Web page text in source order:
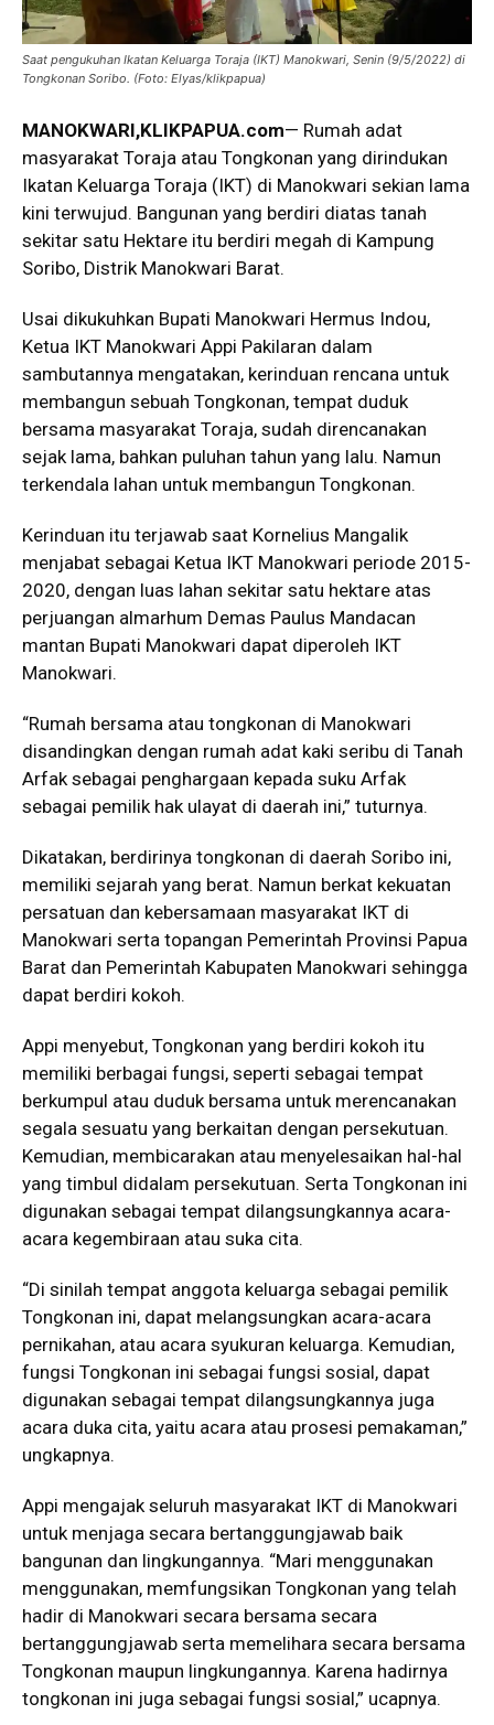
Saat pengukuhan Ikatan Keluarga Toraja (IKT) Manokwari, Senin (9/5/2022) di
Tongkonan Soribo. (Foto: Elyas/klikpapua)
MANOKWARI,KLIKPAPUA.com— Rumah adat
masyarakat Toraja atau Tongkonan yang dirindukan
Ikatan Keluarga Toraja (IKT) di Manokwari sekian lama
kini terwujud. Bangunan yang berdiri diatas tanah
sekitar satu Hektare itu berdiri megah di Kampung
Soribo, Distrik Manokwari Barat.
Usai dikukuhkan Bupati Manokwari Hermus Indou,
Ketua IKT Manokwari Appi Pakilaran dalam
sambutannya mengatakan, kerinduan rencana untuk
membangun sebuah Tongkonan, tempat duduk
bersama masyarakat Toraja, sudah direncanakan
sejak lama, bahkan puluhan tahun yang lalu. Namun
terkendala lahan untuk membangun Tongkonan.
Kerinduan itu terjawab saat Kornelius Mangalik
menjabat sebagai Ketua IKT Manokwari periode 2015-
2020, dengan luas lahan sekitar satu hektare atas
perjuangan almarhum Demas Paulus Mandacan
mantan Bupati Manokwari dapat diperoleh IKT
Manokwari.
“Rumah bersama atau tongkonan di Manokwari
disandingkan dengan rumah adat kaki seribu di Tanah
Arfak sebagai penghargaan kepada suku Arfak
sebagai pemilik hak ulayat di daerah ini,” tuturnya.
Dikatakan, berdirinya tongkonan di daerah Soribo ini,
memiliki sejarah yang berat. Namun berkat kekuatan
persatuan dan kebersamaan masyarakat IKT di
Manokwari serta topangan Pemerintah Provinsi Papua
Barat dan Pemerintah Kabupaten Manokwari sehingga
dapat berdiri kokoh.
Appi menyebut, Tongkonan yang berdiri kokoh itu
memiliki berbagai fungsi, seperti sebagai tempat
berkumpul atau duduk bersama untuk merencanakan
segala sesuatu yang berkaitan dengan persekutuan.
Kemudian, membicarakan atau menyelesaikan hal-hal
yang timbul didalam persekutuan. Serta Tongkonan ini
digunakan sebagai tempat dilangsungkannya acara-
acara kegembiraan atau suka cita.
“Di sinilah tempat anggota keluarga sebagai pemilik
Tongkonan ini, dapat melangsungkan acara-acara
pernikahan, atau acara syukuran keluarga. Kemudian,
fungsi Tongkonan ini sebagai fungsi sosial, dapat
digunakan sebagai tempat dilangsungkannya juga
acara duka cita, yaitu acara atau prosesi pemakaman,”
ungkapnya.
Appi mengajak seluruh masyarakat IKT di Manokwari
untuk menjaga secara bertanggungjawab baik
bangunan dan lingkungannya. “Mari menggunakan
menggunakan, memfungsikan Tongkonan yang telah
hadir di Manokwari secara bersama secara
bertanggungjawab serta memelihara secara bersama
Tongkonan maupun lingkungannya. Karena hadirnya
tongkonan ini juga sebagai fungsi sosial,” ucapnya.